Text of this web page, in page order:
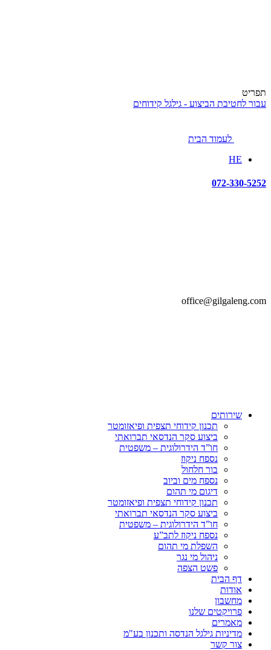
תפריט
עבור לחטיבת הביצוע - גילגל קידוחים
לעמוד הבית
HE
072-330-5252
office@gilgaleng.com
שירותים
תכנון קידוחי תצפית ופיאזומטר
ביצוע סקר הנדסאי תברואתי
חו”ד הידרולוגית – משפטית
נספח ניקוז
בור חלחול
נספח מים וביוב
דיגום מי תהום
תכנון קידוחי תצפית ופיאזומטר
ביצוע סקר הנדסאי תברואתי
חו”ד הידרולוגית – משפטית
נספח ניקוז לתב”ע
השפלת מי תהום
ניהול מי נגר
פשט הצפה
דף הבית
אודות
מחשבון
פרויקטים שלנו
מאמרים
מדיניות גילגל הנדסה ותכנון בע"מ
צור קשר